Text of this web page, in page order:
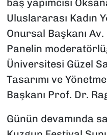
Uluslararası Kadın
Onursal Başkanı
Panelin
Üniversitesi Güzel
Tasarımı ve
Başkanı Prof. Dr.
Günün devamında